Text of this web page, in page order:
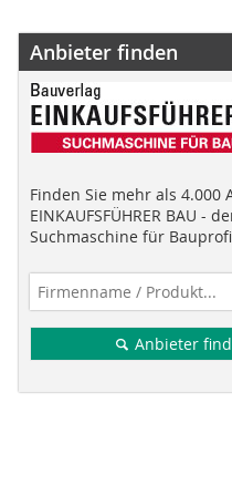
Anbieter finden
Finden Sie mehr als 4.000
EINKAUFSFÜHRER BAU -
Suchmaschine für
Anbieter